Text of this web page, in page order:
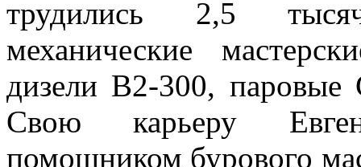
трудились 2,5
механические
дизели В2-300,
Свою карьеру
помощником бурового